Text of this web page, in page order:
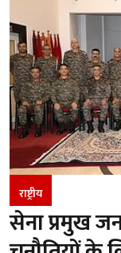
राष्ट्रीय
सेना प्रमुख